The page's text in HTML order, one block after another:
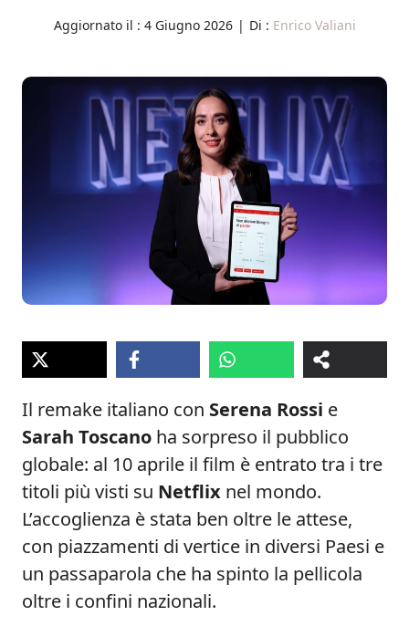
Aggiornato il : 4 Giugno 2026 | Di : Enrico Valiani
Il remake italiano con Serena Rossi e
Sarah Toscano ha sorpreso il pubblico
globale: al 10 aprile il film è entrato tra i tre
titoli più visti su Netflix nel mondo.
L’accoglienza è stata ben oltre le attese,
con piazzamenti di vertice in diversi Paesi e
un passaparola che ha spinto la pellicola
oltre i confini nazionali.